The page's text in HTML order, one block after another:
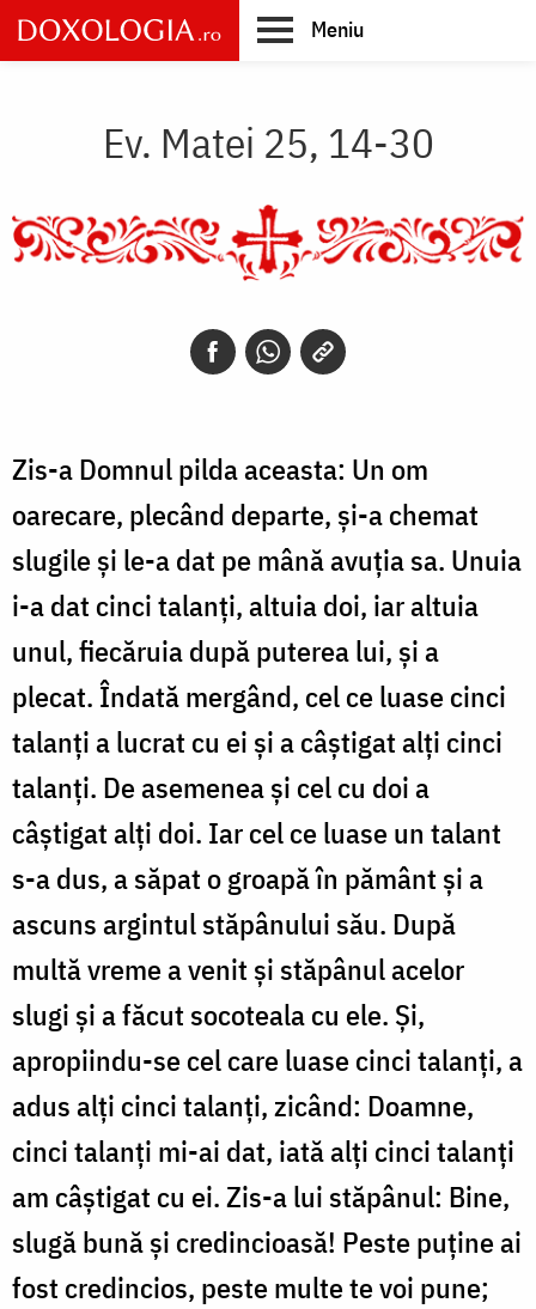
Skip
to
main
Meniu
Ev. Matei 25, 14-30
Zis-a Domnul pilda aceasta: Un om
oarecare, plecând departe, și-a chemat
slugile și le-a dat pe mână avuția sa. Unuia
i-a dat cinci talanți, altuia doi, iar altuia
unul, fiecăruia după puterea lui, și a
plecat. Îndată mergând, cel ce luase cinci
talanți a lucrat cu ei și a câștigat alți cinci
talanți. De asemenea și cel cu doi a
câștigat alți doi. Iar cel ce luase un talant
s-a dus, a săpat o groapă în pământ și a
ascuns argintul stăpânului său. După
multă vreme a venit și stăpânul acelor
slugi și a făcut socoteala cu ele. Și,
apropiindu-se cel care luase cinci talanți, a
adus alți cinci talanți, zicând: Doamne,
cinci talanți mi-ai dat, iată alți cinci talanți
am câștigat cu ei. Zis-a lui stăpânul: Bine,
slugă bună și credincioasă! Peste puține ai
fost credincios, peste multe te voi pune;